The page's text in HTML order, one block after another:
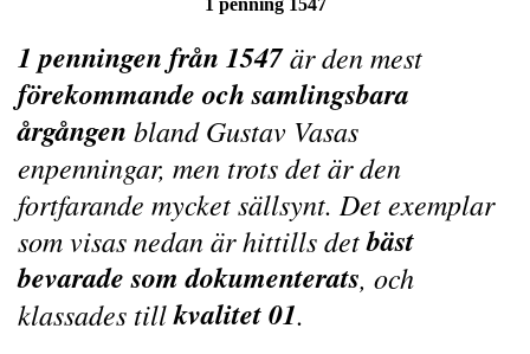
1 penning 1547
1 penningen från 1547är den mest
förekommande och samlingsbara
årgången bland Gustav Vasas
enpenningar, men trots det är den
fortfarande mycket sällsynt. Det exemplar
som visas nedan är hittills detbäst
bevarade som dokumenterats, och
klassades tillkvalitet 01.